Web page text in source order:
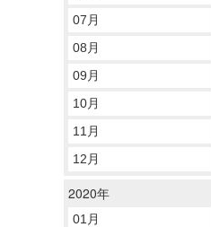
07月
08月
09月
10月
11月
12月
2020年
01月